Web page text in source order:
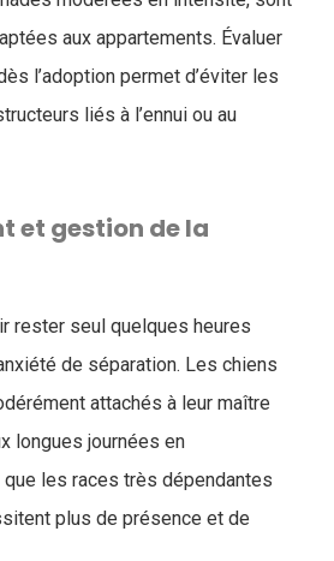
aux appartements. Évaluer
l’adoption permet d’éviter les
liés à l’ennui ou au
et gestion de la
rester seul quelques heures
de séparation. Les chiens
attachés à leur maître
longues journées en
les races très dépendantes
plus de présence et de